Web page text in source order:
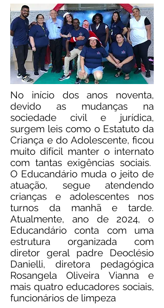
No início dos anos noventa,
devido as mudanças na
sociedade civil e jurídica,
surgem leis como o Estatuto da
Criança e do Adolescente, ficou
muito difícil manter o internato
com tantas exigências sociais.
O Educandário muda o jeito de
atuação, segue atendendo
crianças e adolescentes nos
turnos da manhã e tarde.​
Atualmente, ano de 2024, o
Educandário conta com uma
estrutura organizada com
diretor geral padre Deoclésio
Danielli, diretora pedagógica
Rosangela Oliveira Vianna e
mais quatro educadores sociais,
funcionários de limpeza